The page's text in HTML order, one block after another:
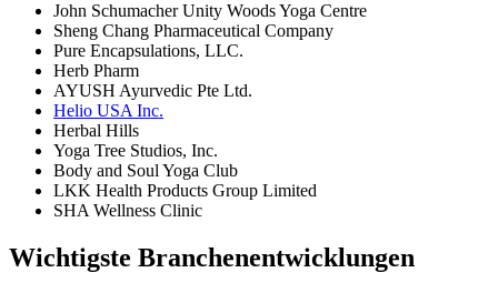
John Schumacher Unity Woods Yoga Centre
Sheng Chang Pharmaceutical Company
Pure Encapsulations, LLC.
Herb Pharm
AYUSH Ayurvedic Pte Ltd.
Helio USA Inc.
Herbal Hills
Yoga Tree Studios, Inc.
Body and Soul Yoga Club
LKK Health Products Group Limited
SHA Wellness Clinic
Wichtigste Branchenentwicklungen